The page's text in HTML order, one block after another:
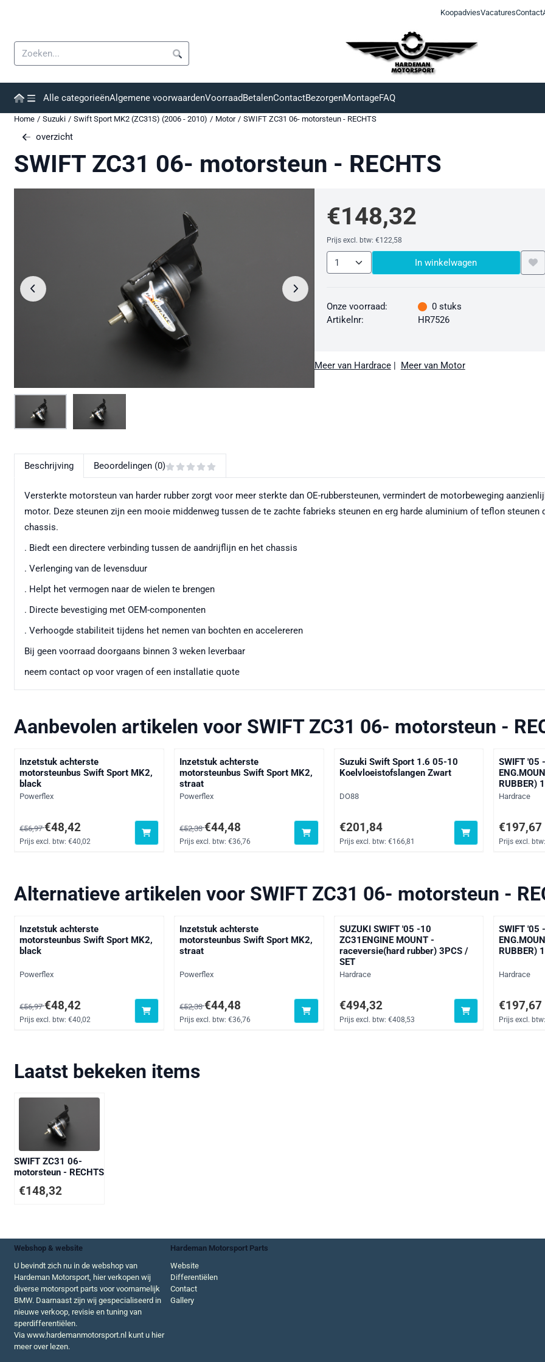
KoopadviesVacaturesContact
Zoeken
Alle categorieënAlgemene voorwaardenVoorraadBetalenContactBezorgenMontageFAQ
Home / Suzuki / Swift Sport MK2 (ZC31S) (2006 - 2010) / Motor / SWIFT ZC31 06- motorsteun - RECHTS
overzicht
SWIFT ZC31 06- motorsteun - RECHTS
€148,32
Prijs excl. btw: €122,58
Aantal In winkelwagen
Onze voorraad: 0 stuks
Artikelnr:
HR7526
Meer van Hardrace| Meer van Motor
Beschrijving Beoordelingen (0)
Versterkte motorsteun van harder rubber zorgt voor meer sterkte dan OE-rubbersteunen, vermindert de motorbeweging
motor. Deze steunen zijn een mooie middenweg tussen de te zachte fabrieks steunen en erg harde aluminium of teflon
chassis.
. Biedt een directere verbinding tussen de aandrijflijn en het chassis
. Verlenging van de levensduur
. Helpt het vermogen naar de wielen te brengen
. Directe bevestiging met OEM-componenten
. Verhoogde stabiliteit tijdens het nemen van bochten en accelereren
Bij geen voorraad doorgaans binnen 3 weken leverbaar
neem contact op voor vragen of een installatie quote
Aanbevolen artikelen voor SWIFT ZC31 06- motorsteun -
Inzetstuk achterste
motorsteunbus Swift Sport MK2,
black
Merk:
Powerflex
Van 56,97 voor 48,42, exclusief btw: 40,02
€56,97€48,42
Prijs excl. btw: €40,02
Inzetstuk achterste
motorsteunbus Swift Sport MK2,
straat
Merk:
Powerflex
Van 52,33 voor 44,48, exclusief btw: 36,76
€52,33€44,48
Prijs excl. btw: €36,76
Suzuki Swift Sport 1.6 05-10
Koelvloeistofslangen Zwart
Merk:
DO88
Prijs: 201,84, exclusief btw: 166,81
€201,84
Prijs excl. btw: €166,81
SWIFT '05
RUBBER)
Merk:
Hardrace
Prijs:
€197,67
Prijs excl. btw:
Alternatieve artikelen voor SWIFT ZC31 06- motorsteun -
Inzetstuk achterste
motorsteunbus Swift Sport MK2,
black
Merk:
Powerflex
Van 56,97 voor 48,42, exclusief btw: 40,02
€56,97€48,42
Prijs excl. btw: €40,02
Inzetstuk achterste
motorsteunbus Swift Sport MK2,
straat
Merk:
Powerflex
Van 52,33 voor 44,48, exclusief btw: 36,76
€52,33€44,48
Prijs excl. btw: €36,76
SUZUKI SWIFT '05 -10
ZC31ENGINE MOUNT -
raceversie(hard rubber) 3PCS /
SET
Merk:
Hardrace
Prijs: 494,32, exclusief btw: 408,53
€494,32
Prijs excl. btw: €408,53
SWIFT '05
RUBBER)
Merk:
Hardrace
Prijs:
€197,67
Prijs excl. btw:
Laatst bekeken items
SWIFT ZC31 06-
motorsteun - RECHTS
€148,32
Webshop & website
Hardeman Motorsport Parts
U bevindt zich nu in de webshop van
Hardeman Motorsport, hier verkopen wij
diverse motorsport parts voor voornamelijk
BMW. Daarnaast zijn wij gespecialiseerd in
nieuwe verkoop, revisie en tuning van
sperdifferentiëlen.
Viawww.hardemanmotorsport.nl kunt u hier
meer over lezen.
Website
Differentiëlen
Contact
Gallery